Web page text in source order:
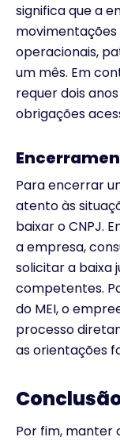
significa que a
operacionais,
um mês. Em
requer dois
obrigações
Para encerrar
atento às
baixar o CNPJ.
a empresa,
solicitar a baixa
competentes.
do MEI, o
processo
as orientações
Por fim, manter